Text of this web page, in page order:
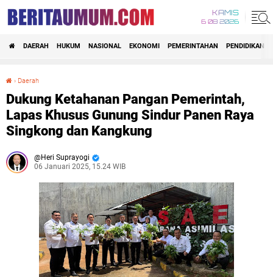
KAMIS
6 08 2026
DAERAH HUKUM NASIONAL EKONOMI PEMERINTAHAN PENDIDIKAN
› Daerah
Dukung Ketahanan Pangan Pemerintah,
Lapas Khusus Gunung Sindur Panen Raya
Singkong dan Kangkung
Heri Suprayogi
06 Januari 2025, 15.24 WIB